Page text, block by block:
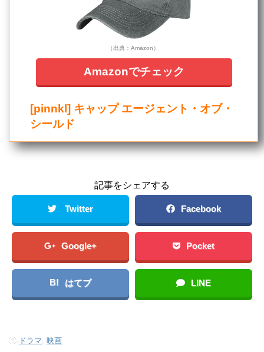
（出典：Amazon）
Amazonでチェック
[pinnkl] キャップ エージェント・オブ・
シールド
記事をシェアする
Twitter Facebook
Google+ Pocket
B! はてブ LINE
- ドラマ 映画